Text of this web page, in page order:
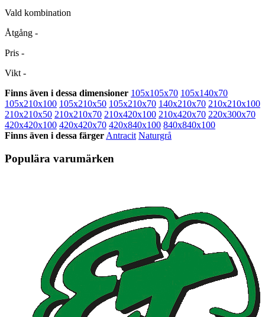
Vald kombination
Åtgång -
Pris -
Vikt -
Finns även i dessa dimensioner 105x105x70 105x140x70
105x210x100 105x210x50 105x210x70 140x210x70 210x210x100
210x210x50 210x210x70 210x420x100 210x420x70 220x300x70
420x420x100 420x420x70 420x840x100 840x840x100
Finns även i dessa färger Antracit Naturgrå
Populära varumärken